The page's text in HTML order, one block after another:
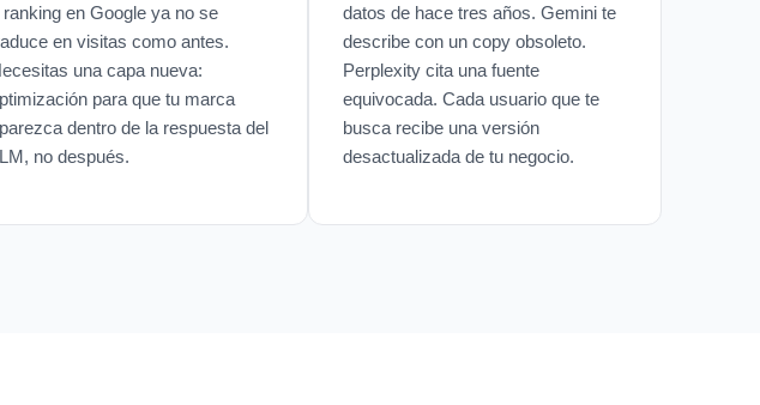
en Google ya no se
en visitas como antes.
una capa nueva:
para que tu marca
dentro de la respuesta del
no después.
datos de hace tres años. Gemini te
describe con un copy obsoleto.
Perplexity cita una fuente
equivocada. Cada usuario que te
busca recibe una versión
desactualizada de tu negocio.